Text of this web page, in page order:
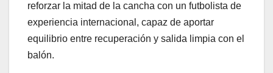
reforzar la mitad de la cancha con un futbolista de
experiencia internacional, capaz de aportar
equilibrio entre recuperación y salida limpia con el
balón.